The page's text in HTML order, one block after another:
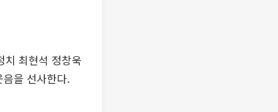
최현석 정창욱
을 선사한다.